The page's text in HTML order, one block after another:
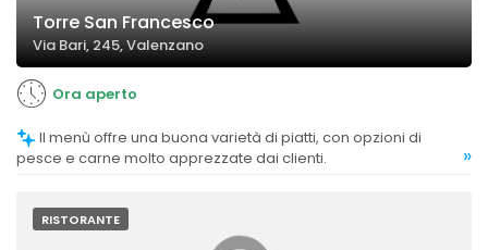
Torre San Francesco
Via Bari, 245, Valenzano
Ora aperto
pesce e carne molto apprezzate dai clienti.
»
RISTORANTE